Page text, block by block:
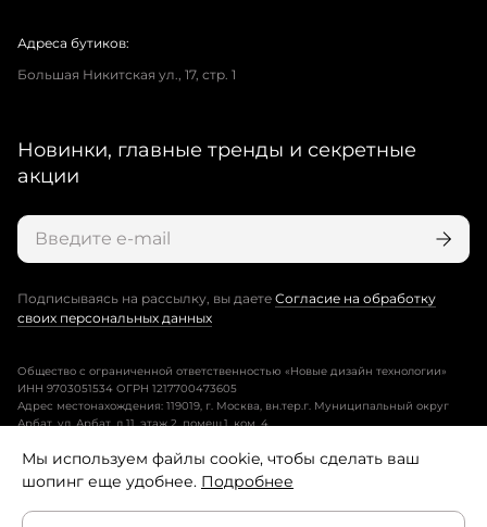
Адреса бутиков:
Большая Никитская ул., 17, стр. 1
Новинки, главные тренды и секретные
акции
Подписываясь на рассылку, вы даете Согласие на обработку
своих персональных данных
Общество с ограниченной ответственностью «Новые дизайн технологии»
ИНН 9703051534 ОГРН 1217700473605
Адрес местонахождения: 119019, г. Москва, вн.тер.г. Муниципальный округ
Арбат, ул. Арбат, д.11, этаж 2, помещ.1, ком. 4.
Пользовательское соглашение
Политика конфиденциальности
Мы используем файлы cookie, чтобы сделать ваш
шопинг еще удобнее. Подробнее